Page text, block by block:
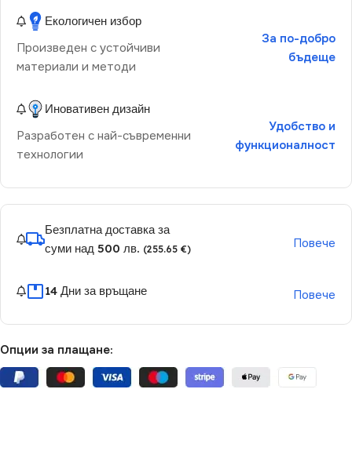
Екологичен избор
Произведен с устойчиви
материали и методи
За по-добро
бъдеще
Иновативен дизайн
Разработен с най-съвременни
технологии
Удобство и
функционалност
Безплатна доставка за
суми над 500 лв. (255.65 €) Повече
14 Дни за връщане Повече
Опции за плащане: